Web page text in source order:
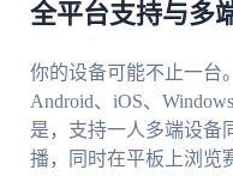
全平台支持与多
你的设备可能不止一台
Android、iOS、
是，支持一人多端设备
播，同时在平板上浏览